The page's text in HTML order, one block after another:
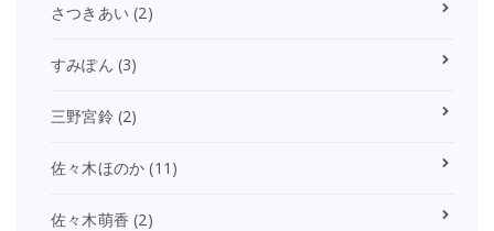
さつきあい (2)
すみぽん (3)
三野宮鈴(2)
佐々木ほのか (11)
佐々木萌香 (2)